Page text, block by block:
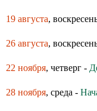
19 августа,
26 августа,
22 ноября, четверг -
28 ноября, среда -